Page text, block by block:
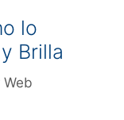
lo
Brilla